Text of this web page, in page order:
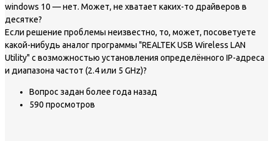
windows 10 — нет. Может, не хватает каких-то драйверов в
десятке?
Если решение проблемы неизвестно, то, может, посоветуете
какой-нибудь аналог программы "REALTEK USB Wireless LAN
Utility" с возможностью установления определённого IP-адреса
и диапазона частот (2.4 или 5 GHz)?
Вопрос задан более года назад
590 просмотров